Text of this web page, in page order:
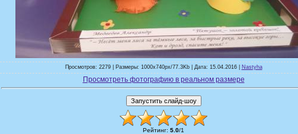
Просмотров: 2279 | Размеры: 1000x740px/77.3Kb | Дата: 15.04.2016 | Nastyha
Просмотреть фотографию в реальном размере
Рейтинг: 5.0/1